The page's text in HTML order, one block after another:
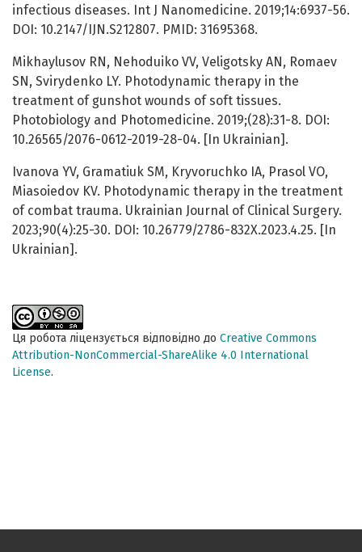
infectious diseases. Int J Nanomedicine. 2019;14:6937-56.
DOI: 10.2147/IJN.S212807. PMID: 31695368.
Mikhaylusov RN, Nehoduiko VV, Veligotsky AN, Romaev
SN, Svirydenko LY. Photodynamic therapy in the
treatment of gunshot wounds of soft tissues.
Photobiology and Photomedicine. 2019;(28):31-8. DOI:
10.26565/2076-0612-2019-28-04. [In Ukrainian].
Ivanova YV, Gramatiuk SM, Kryvoruchko IA, Prasol VO,
Miasoiedov KV. Photodynamic therapy in the treatment
of combat trauma. Ukrainian Journal of Clinical Surgery.
2023;90(4):25-30. DOI: 10.26779/2786-832X.2023.4.25. [In
Ukrainian].
Ця робота ліцензується відповідно до Creative Commons
Attribution-NonCommercial-ShareAlike 4.0 International
License.